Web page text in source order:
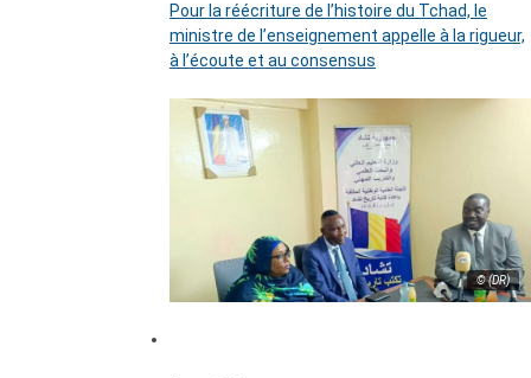
Pour la réécriture de l’histoire du Tchad, le
ministre de l’enseignement appelle à la rigueur,
à l’écoute et au consensus
© (DR)